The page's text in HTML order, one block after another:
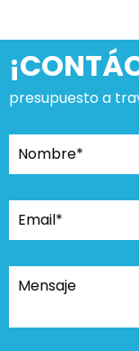
presupuesto a